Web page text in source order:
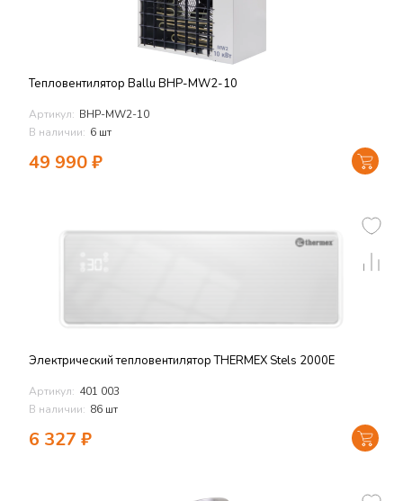
Тепловентилятор Ballu BHP-MW2-10
Артикул: BHP-MW2-10
В наличии: 6 шт
49 990₽
Электрический тепловентилятор THERMEX Stels 2000E
Артикул: 401 003
В наличии: 86 шт
6 327 ₽